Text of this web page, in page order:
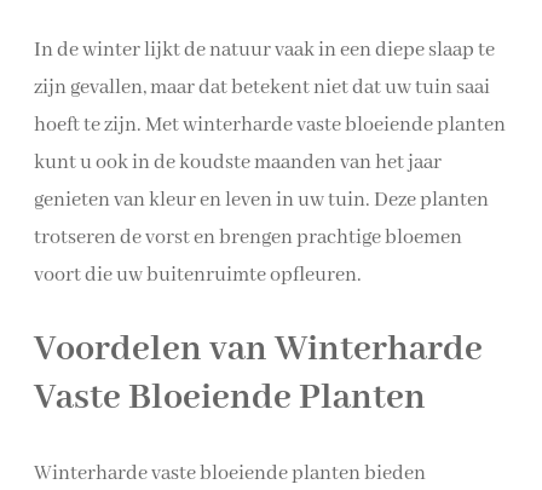
In de winter lijkt de natuur vaak in een diepe slaap te
zijn gevallen, maar dat betekent niet dat uw tuin saai
hoeft te zijn. Met winterharde vaste bloeiende planten
kunt u ook in de koudste maanden van het jaar
genieten van kleur en leven in uw tuin. Deze planten
trotseren de vorst en brengen prachtige bloemen
voort die uw buitenruimte opfleuren.
Voordelen van Winterharde
Vaste Bloeiende Planten
Winterharde vaste bloeiende planten bieden